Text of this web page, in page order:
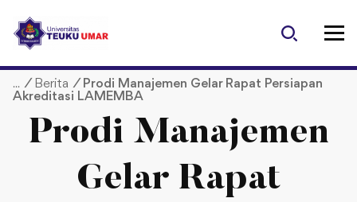
p
/ Berita / Prodi Manajemen Gelar Rapat Persiapan
Akreditasi LAMEMBA
Prodi Manajemen
Gelar Rapat